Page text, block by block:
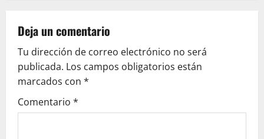
v
i
g
a
Deja un comentario
Tu dirección de correo electrónico no será
publicada. Los campos obligatorios están
marcados con *
Comentario *